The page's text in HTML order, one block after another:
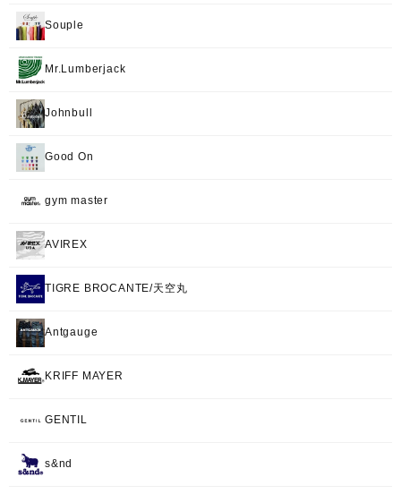
Souple
Mr.Lumberjack
Johnbull
Good On
gym master
AVIREX
TIGRE BROCANTE/天空丸
Antgauge
KRIFF MAYER
GENTIL
s&nd